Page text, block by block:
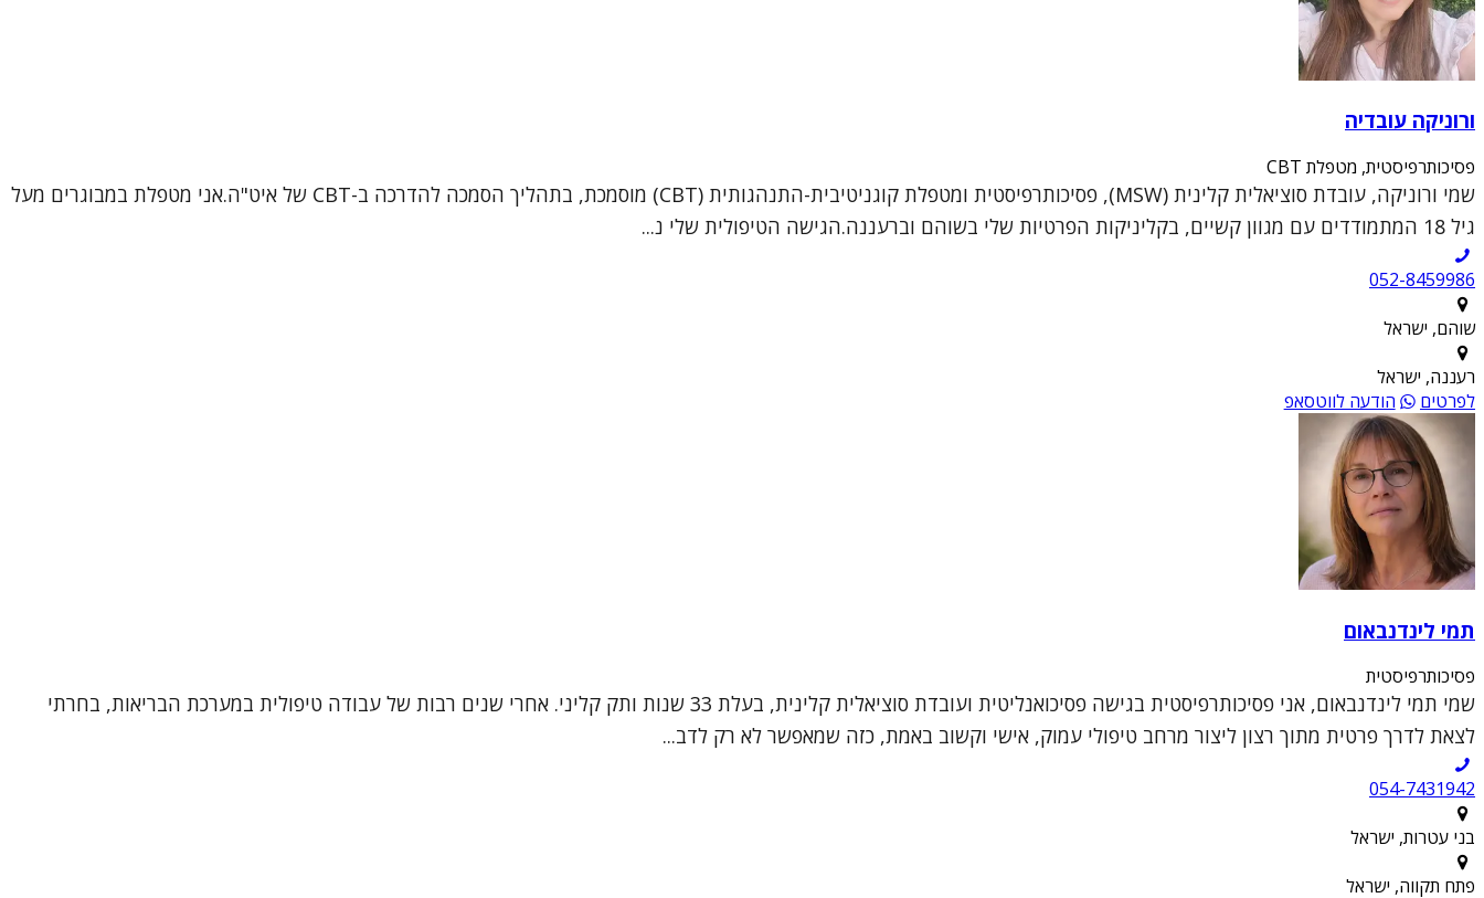
ורוניקה עובדיה
פסיכותרפיסטית, מטפלת CBT
שמי ורוניקה, עובדת סוציאלית קלינית (MSW), פסיכותרפיסטית ומטפלת קוגניטיבית-התנהגותית (CBT) מוסמכת, בתהליך הסמכה להדרכה ב-CBT של איט"ה.אני מטפלת במבוגרים מעל
גיל 18 המתמודדים עם מגוון קשיים, בקליניקות הפרטיות שלי בשוהם וברעננה.הגישה הטיפולית שלי נ...
052-8459986
שוהם, ישראל
רעננה, ישראל
לפרטים
הודעה לווטסאפ
תמי לינדנבאום
פסיכותרפיסטית
שמי תמי לינדנבאום, אני פסיכותרפיסטית בגישה פסיכואנליטית ועובדת סוציאלית קלינית, בעלת 33 שנות ותק קליני. אחרי שנים רבות של עבודה טיפולית במערכת הבריאות, בחרתי
לצאת לדרך פרטית מתוך רצון ליצור מרחב טיפולי עמוק, אישי וקשוב באמת, כזה שמאפשר לא רק לדב...
054-7431942
בני עטרות, ישראל
פתח תקווה, ישראל